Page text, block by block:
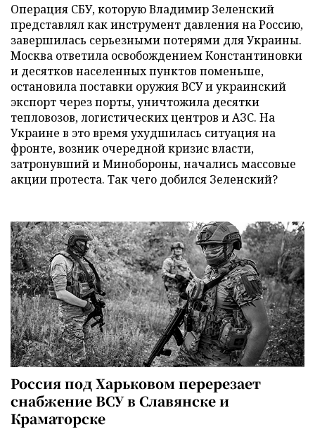
Операция СБУ, которую Владимир Зеленский
представлял как инструмент давления на Россию,
завершилась серьезными потерями для Украины.
Москва ответила освобождением Константиновки
и десятков населенных пунктов поменьше,
остановила поставки оружия ВСУ и украинский
экспорт через порты, уничтожила десятки
тепловозов, логистических центров и АЗС. На
Украине в это время ухудшилась ситуация на
фронте, возник очередной кризис власти,
затронувший и Минобороны, начались массовые
акции протеста. Так чего добился Зеленский?
Россия под Харьковом перерезает
снабжение ВСУ в Славянске и
Краматорске